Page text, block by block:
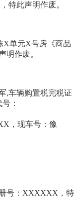
特此声明作废。
单元X号房《商品
明作废。
,车辆购置税完税证
：
，现车号：豫
号：XXXXXX，特